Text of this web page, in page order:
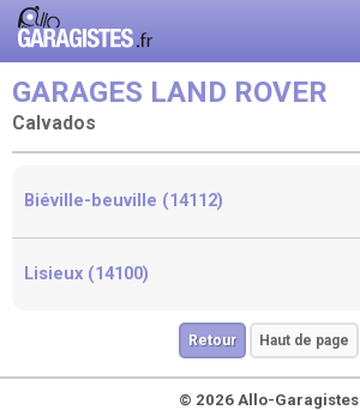
GARAGES LAND ROVER
Calvados
Biéville-beuville (14112)
Lisieux (14100)
Retour Haut de page
© 2026 Allo-Garagistes